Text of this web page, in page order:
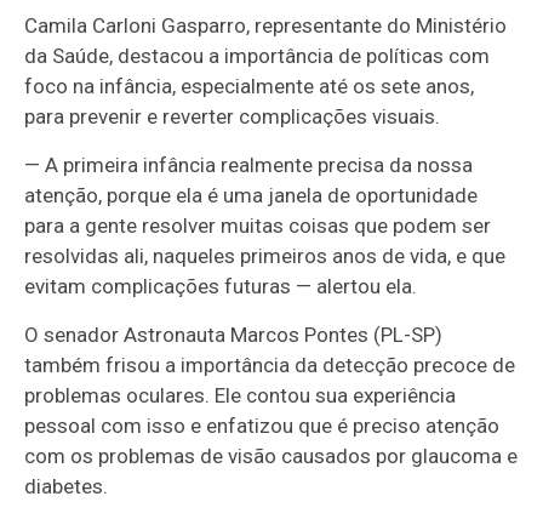
Camila Carloni Gasparro, representante do Ministério
da Saúde, destacou a importância de políticas com
foco na infância, especialmente até os sete anos,
para prevenir e reverter complicações visuais.
— A primeira infância realmente precisa da nossa
atenção, porque ela é uma janela de oportunidade
para a gente resolver muitas coisas que podem ser
resolvidas ali, naqueles primeiros anos de vida, e que
evitam complicações futuras — alertou ela.
O senador Astronauta Marcos Pontes (PL-SP)
também frisou a importância da detecção precoce de
problemas oculares. Ele contou sua experiência
pessoal com isso e enfatizou que é preciso atenção
com os problemas de visão causados por glaucoma e
diabetes.